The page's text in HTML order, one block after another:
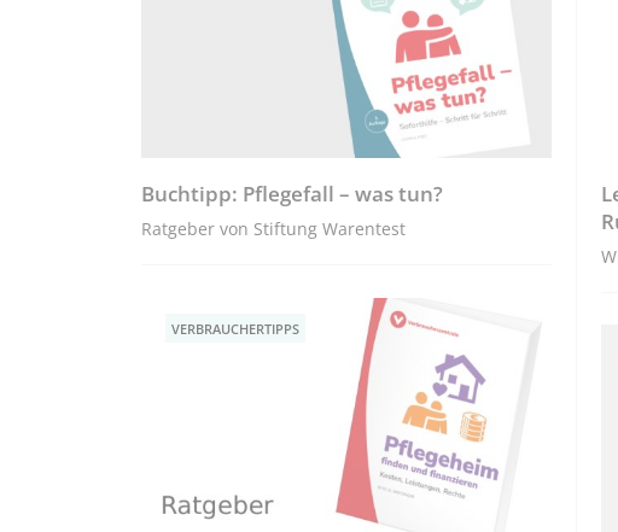
Buchtipp: Pflegefall – was tun?
Ratgeber von Stiftung Warentest
VERBRAUCHERTIPPS